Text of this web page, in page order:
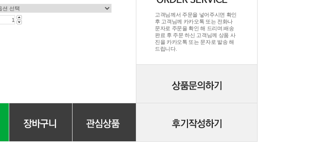
고객님께서 주문을 넣어주시면 확인
후 고객님께 카카오톡 또는 전화나
문자로 주문을 확인 해 드리며.배송
완료 후 주문 하신 고객님께 상품 사
진을 카카오톡 또는 문자로 발송 해
드립니다.